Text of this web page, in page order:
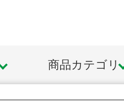
商品カテゴリ